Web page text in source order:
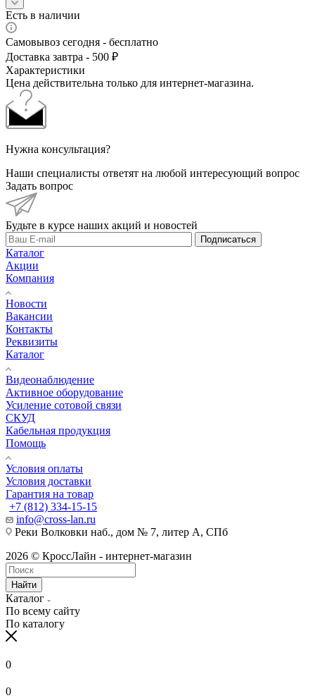
Есть в наличии
Самовывоз сегодня - бесплатно
Доставка завтра - 500 ₽
Характеристики
Цена действительна только для интернет-магазина.
Нужна консультация?
Наши специалисты ответят на любой интересующий вопрос
Задать вопрос
Будьте в курсе наших акций и новостей
Подписаться
Каталог
Акции
Компания
Новости
Вакансии
Контакты
Реквизиты
Каталог
Видеонаблюдение
Активное оборудование
Усиление сотовой связи
СКУД
Кабельная продукция
Помощь
Условия оплаты
Условия доставки
Гарантия на товар
+7 (812) 334-15-15
info@cross-lan.ru
Реки Волковки наб., дом № 7, литер А, СПб
2026 © КроссЛайн - интернет-магазин
Найти
Каталог
По всему сайту
По каталогу
0
0